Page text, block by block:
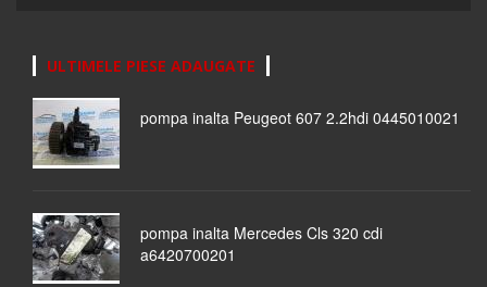
ULTIMELE PIESE ADAUGATE
pompa inalta Peugeot 607 2.2hdi 0445010021
pompa inalta Mercedes Cls 320 cdi
a6420700201